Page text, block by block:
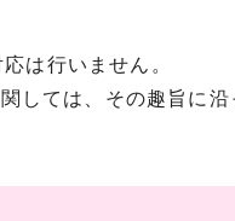
は行いません。
ては、その趣旨に沿